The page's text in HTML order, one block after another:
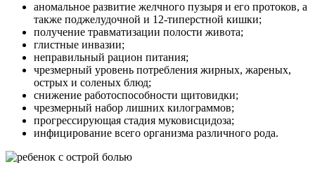
аномальное развитие желчного пузыря и его протоков, а
также поджелудочной и 12-типерстной кишки;
получение травматизации полости живота;
глистные инвазии;
неправильный рацион питания;
чрезмерный уровень потребления жирных, жареных,
острых и соленых блюд;
снижение работоспособности щитовидки;
чрезмерный набор лишних килограммов;
прогрессирующая стадия муковисцидоза;
инфицирование всего организма различного рода.